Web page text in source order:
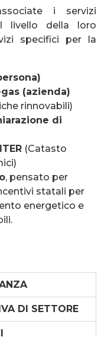
i servizi
livello della loro
specifici per la
gas (azienda)
rinnovabili)
di
(Catasto
, pensato per
statali per
energetico e
DI SETTORE